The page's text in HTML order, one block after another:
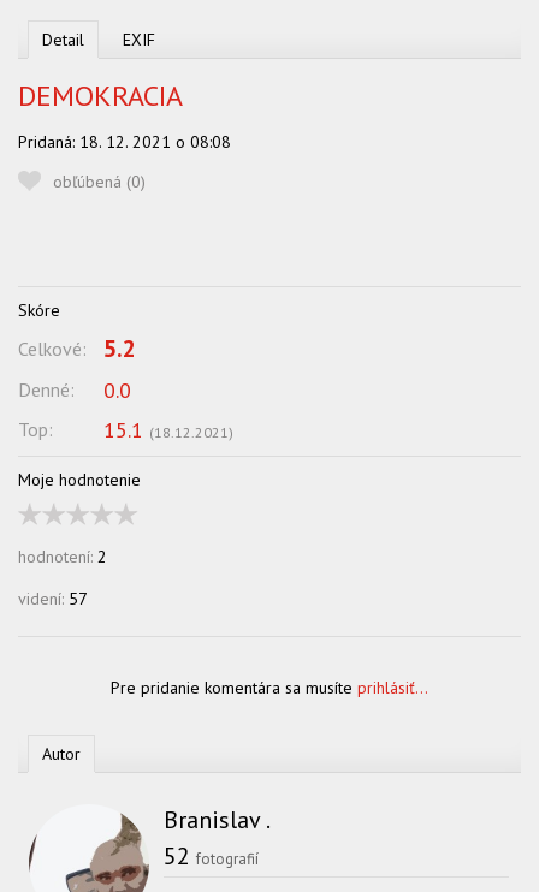
KALENDÁR AKCIÍ
Detail EXIF
DEMOKRACIA
Pridaná: 18. 12. 2021 o 08:08
obľúbená (0)
Skóre
Celkové: 5.2
Denné: 0.0
Top: 15.1 (18.12.2021 )
Moje hodnotenie
hodnotení: 2
videní: 57
Pre pridanie komentára sa musíte prihlásiť...
Autor
Branislav .
52 fotografií